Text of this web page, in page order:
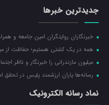
جدیدترین خبرها
خبرنگاران روایتگران امین جامعه و
همه در یک کشتی هستیم؛ حفاظت از
میلیون مازندرانی را خبرنگار و ناظر
رسانه‌ها یاران ارزشمند پلیس در تحقق
نماد رسانه الکترونیک